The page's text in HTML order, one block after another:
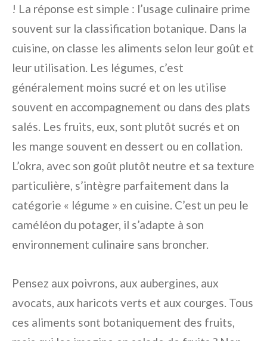
! La réponse est simple : l’usage culinaire prime
souvent sur la classification botanique. Dans la
cuisine, on classe les aliments selon leur goût et
leur utilisation. Les légumes, c’est
généralement moins sucré et on les utilise
souvent en accompagnement ou dans des plats
salés. Les fruits, eux, sont plutôt sucrés et on
les mange souvent en dessert ou en collation.
L’okra, avec son goût plutôt neutre et sa texture
particulière, s’intègre parfaitement dans la
catégorie « légume » en cuisine. C’est un peu le
caméléon du potager, il s’adapte à son
environnement culinaire sans broncher.
Pensez aux poivrons, aux aubergines, aux
avocats, aux haricots verts et aux courges. Tous
ces aliments sont botaniquement des fruits,